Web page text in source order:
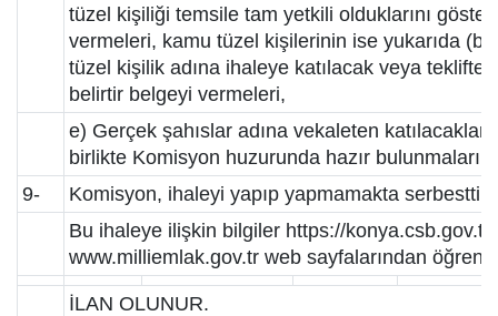
tüzel kişiliği temsile tam yetkili olduklarını
vermeleri, kamu tüzel kişilerinin ise yukarıda
tüzel kişilik adına ihaleye katılacak veya
belirtir belgeyi vermeleri,
e) Gerçek şahıslar adına vekaleten
birlikte Komisyon huzurunda hazır bulunmaları
9-
Komisyon, ihaleyi yapıp yapmamakta
Bu ihaleye ilişkin bilgiler https://
www.milliemlak.gov.tr web sayfalarından
İLAN OLUNUR.